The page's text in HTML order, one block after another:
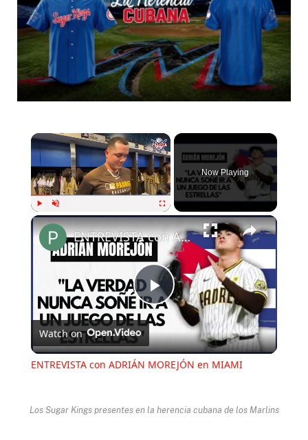
Play Unmute Fullscreen
Now Playing
Play
Video
ENTREVISTA con ADRIÁN MOREJÓN en MIAMI
Watch on
ENTREVISTA con ADRIÁN MOREJÓN en MIAMI
Los Sugar Kings presentes en la herencia cubana de los Marlins